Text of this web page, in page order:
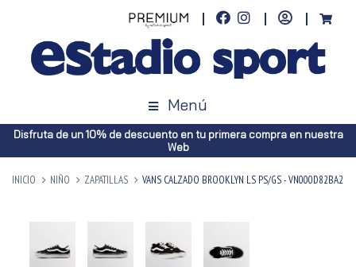
Menú
Disfruta de un 10% de descuento en tu primera compra en nuestra
Web
INICIO NIÑO ZAPATILLAS VANS CALZADO BROOKLYN LS PS/GS - VN000D82BA2